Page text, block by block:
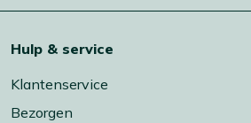
Hulp & service
Klantenservice
Bezorgen